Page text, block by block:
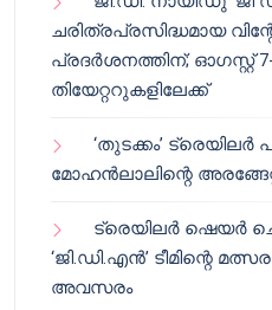
ചരിത്രപ്രസിദ്ധമായ
പ്രദർശനത്തിന്; ഓഗസ്റ്റ്
തിയേറ്ററുകളിലേക്ക്
‘തുടക്കം’ ട്രെയിലർ
മോഹൻലാലിന്റെ
ട്രെയിലർ ഷെയർ
‘ജി.ഡി.എൻ’ ടീമിന്റെ
അവസരം